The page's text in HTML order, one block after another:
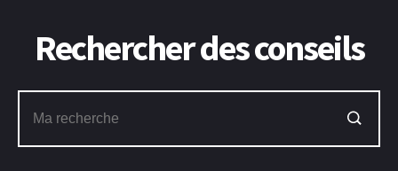
Rechercher des conseils